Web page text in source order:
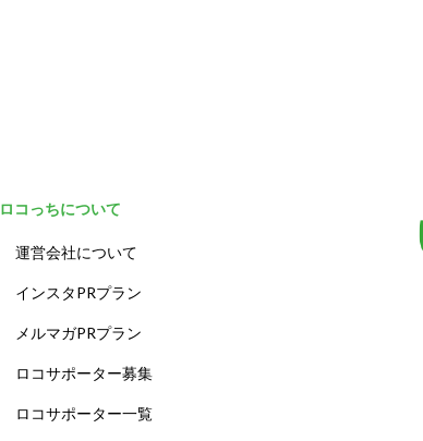
ロコっちについて
運営会社について
インスタPRプラン
メルマガPRプラン
ロコサポーター募集
ロコサポーター一覧